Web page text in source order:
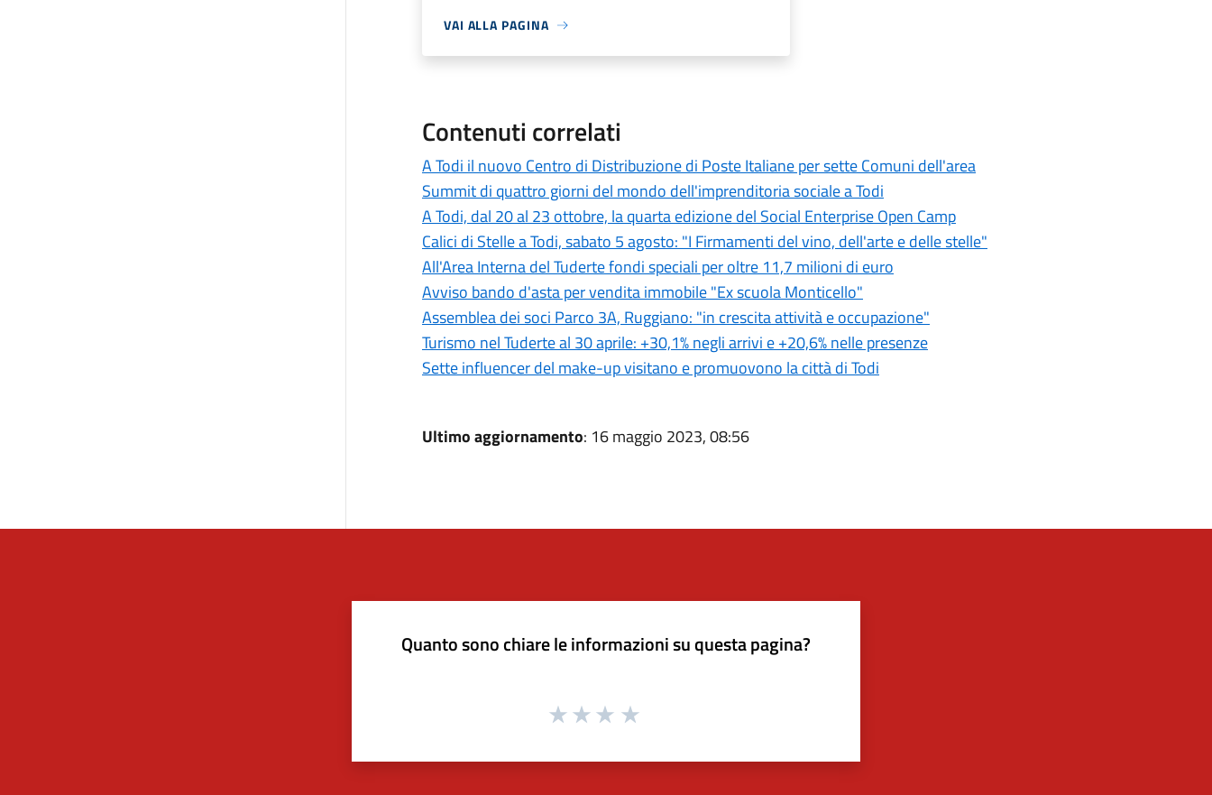
VAI ALLA PAGINA
Contenuti correlati
A Todi il nuovo Centro di Distribuzione di Poste Italiane per sette Comuni dell'area
Summit di quattro giorni del mondo dell'imprenditoria sociale a Todi
A Todi, dal 20 al 23 ottobre, la quarta edizione del Social Enterprise Open Camp
Calici di Stelle a Todi, sabato 5 agosto: "I Firmamenti del vino, dell'arte e delle stelle"
All'Area Interna del Tuderte fondi speciali per oltre 11,7 milioni di euro
Avviso bando d'asta per vendita immobile "Ex scuola Monticello"
Assemblea dei soci Parco 3A, Ruggiano: "in crescita attività e occupazione"
Turismo nel Tuderte al 30 aprile: +30,1% negli arrivi e +20,6% nelle presenze
Sette influencer del make-up visitano e promuovono la città di Todi
Ultimo aggiornamento: 16 maggio 2023, 08:56
Quanto sono chiare le informazioni su questa pagina?